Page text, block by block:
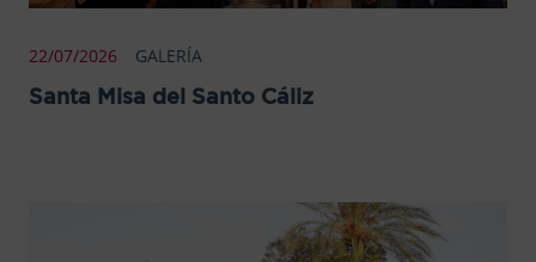
22/07/2026 GALERÍA
Santa Misa del Santo Cáliz